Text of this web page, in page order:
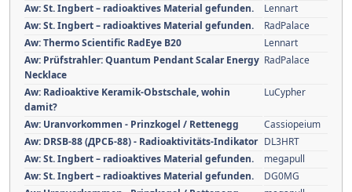
Aw: St. Ingbert – radioaktives Material gefunden.
Lennart
Aw: St. Ingbert – radioaktives Material gefunden.
RadPalace
Aw: Thermo Scientific RadEye B20
Lennart
Aw: Prüfstrahler: Quantum Pendant Scalar Energy
Necklace
RadPalace
Aw: Radioaktive Keramik-Obstschale, wohin
damit?
LuCypher
Aw: Uranvorkommen - Prinzkogel / Rettenegg
Cassiopeium
Aw: DRSB-88 (ДРСБ-88) - Radioaktivitäts-Indikator DL3HRT
Aw: St. Ingbert – radioaktives Material gefunden.
megapull
Aw: St. Ingbert – radioaktives Material gefunden.
DG0MG